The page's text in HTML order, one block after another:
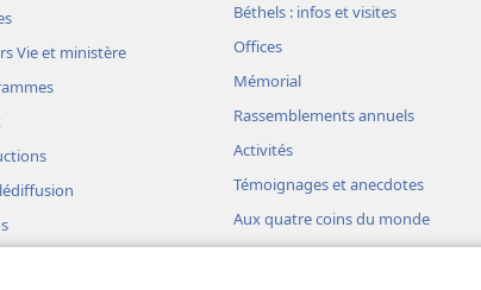
Vie et ministère
Béthels : infos et visites
Offices
Mémorial
Rassemblements annuels
Activités
Témoignages et anecdotes
Aux quatre coins du monde